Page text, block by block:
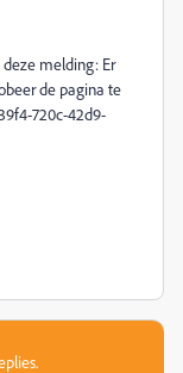
melding: Er
de pagina te
720c-42d9-